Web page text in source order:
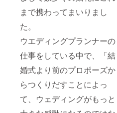
まで携わってまいりまし
た。
ウエディングプランナーの
仕事をしている中で、「結
婚式より前のプロポーズか
らつくりだすことによっ
て、ウェディングがもっと